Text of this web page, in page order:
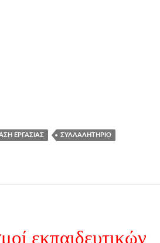
ΕΡΓΑΣΊΑΣ ΣΥΛΛΑΛΗΤΉΡΙΟ
εκπαιδευτικών